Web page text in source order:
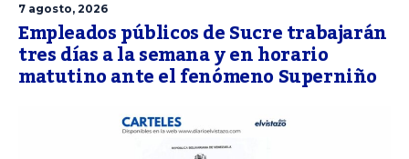
7 agosto, 2026
Empleados públicos de Sucre trabajarán
tres días a la semana y en horario
matutino ante el fenómeno Superniño